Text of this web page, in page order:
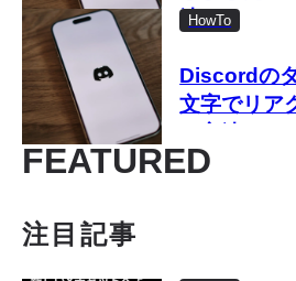
法HowTo
Discordの
文字でリア
FEATURED
注目記事